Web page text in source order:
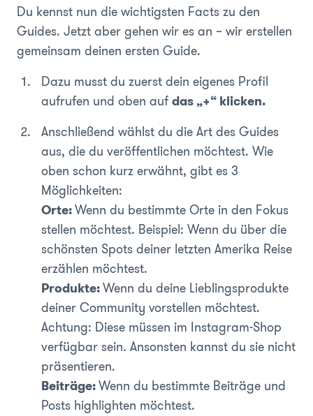
Du kennst nun die wichtigsten Facts zu den
Guides. Jetzt aber gehen wir es an – wir erstellen
gemeinsam deinen ersten Guide.
Dazu musst du zuerst dein eigenes Profil
aufrufen und oben aufdas „+“ klicken.
Anschließend wählst du die Art des Guides
aus, die du veröffentlichen möchtest. Wie
oben schon kurz erwähnt, gibt es 3
Möglichkeiten:
Orte:Wenn du bestimmte Orte in den Fokus
stellen möchtest. Beispiel: Wenn du über die
schönsten Spots deiner letzten Amerika Reise
erzählen möchtest.
Produkte:Wenn du deine Lieblingsprodukte
deiner Community vorstellen möchtest.
Achtung: Diese müssen im Instagram-Shop
verfügbar sein. Ansonsten kannst du sie nicht
präsentieren.
Beiträge:Wenn du bestimmte Beiträge und
Posts highlighten möchtest.